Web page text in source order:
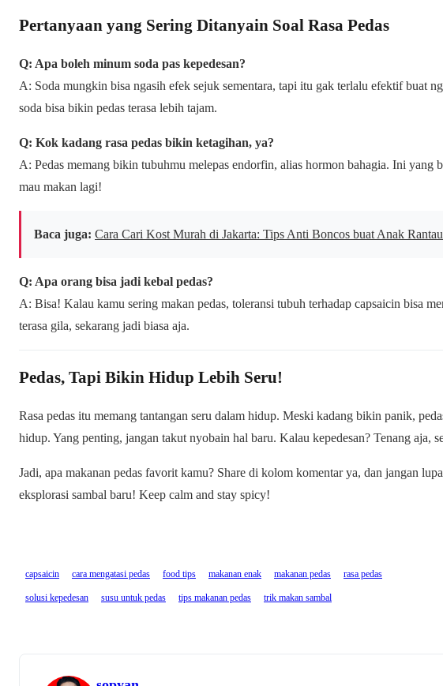
Pertanyaan yang Sering Ditanyain Soal Rasa Pedas
Q: Apa boleh minum soda pas kepedesan?
A: Soda mungkin bisa ngasih efek sejuk sementara, tapi itu gak terlalu efektif buat
soda bisa bikin pedas terasa lebih tajam.
Q: Kok kadang rasa pedas bikin ketagihan, ya?
A: Pedas memang bikin tubuhmu melepas endorfin, alias hormon bahagia. Ini yang
mau makan lagi!
Baca juga: Cara Cari Kost Murah di Jakarta: Tips Anti Boncos buat Anak Rantau
Q: Apa orang bisa jadi kebal pedas?
A: Bisa! Kalau kamu sering makan pedas, toleransi tubuh terhadap capsaicin bisa
terasa gila, sekarang jadi biasa aja.
Pedas, Tapi Bikin Hidup Lebih Seru!
Rasa pedas itu memang tantangan seru dalam hidup. Meski kadang bikin panik,
hidup. Yang penting, jangan takut nyobain hal baru. Kalau kepedesan? Tenang aja,
Jadi, apa makanan pedas favorit kamu? Share di kolom komentar ya, dan jangan
eksplorasi sambal baru! Keep calm and stay spicy!
capsaicin cara mengatasi pedas food tips makanan enak makanan pedas rasa pedas
solusi kepedesan susu untuk pedas tips makanan pedas trik makan sambal